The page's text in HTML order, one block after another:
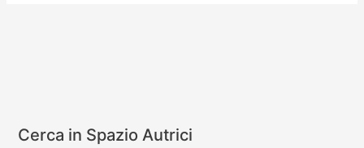
Cerca in Spazio Autrici